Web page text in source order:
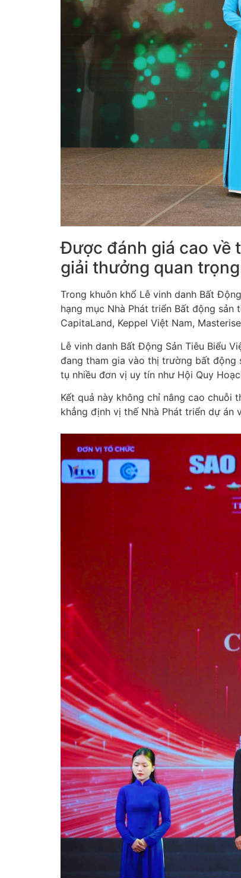
Được đánh giá cao về
giải thưởng quan
Trong khuôn khổ Lễ vinh danh Bất
hạng mục Nhà Phát triển Bất động
CapitaLand, Keppel Việt Nam,
Lễ vinh danh Bất Động Sản Tiêu Biểu
đang tham gia vào thị trường bất động
tụ nhiều đơn vị uy tín như Hội Quy
Kết quả này không chỉ nâng cao chuỗi
khẳng định vị thế Nhà Phát triển dự